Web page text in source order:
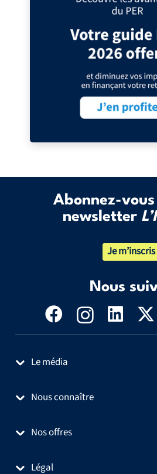
Abonnez-
newsletter
Je m’inscris
Nous
Le média
Nous connaître
Nos offres
Légal